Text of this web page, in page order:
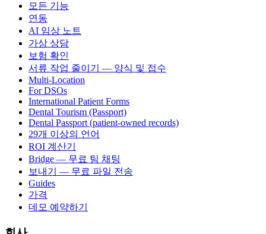
모든 기능
연동
AI 임상 노트
가상 상담
보험 확인
서류 작업 줄이기 — 양식 및 접수
Multi-Location
For DSOs
International Patient Forms
Dental Tourism (Passport)
Dental Passport (patient-owned records)
29개 이상의 언어
ROI 계산기
Bridge — 무료 팀 채팅
보내기 — 무료 파일 전송
Guides
가격
데모 예약하기